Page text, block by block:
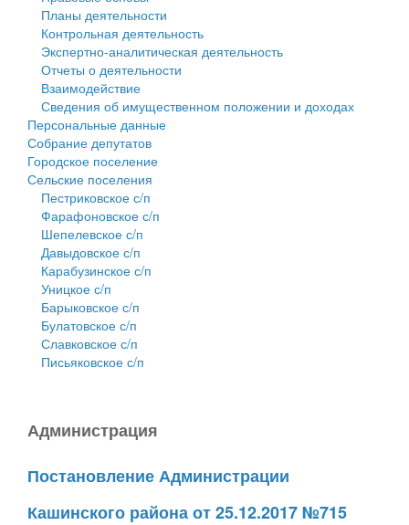
Городское поселение
Сельские поселения
Планы деятельности
Контрольная деятельность
Экспертно-аналитическая деятельность
Отчеты о деятельности
Взаимодействие
Сведения об имущественном положении и доходах
Персональные данные
Собрание депутатов
Городское поселение
Сельские поселения
Пестриковское с/п
Фарафоновское с/п
Шепелевское с/п
Давыдовское с/п
Карабузинское с/п
Уницкое с/п
Барыковское с/п
Булатовское с/п
Славковское с/п
Письяковское с/п
Администрация
Постановление Администрации
Кашинского района от 25.12.2017 №715